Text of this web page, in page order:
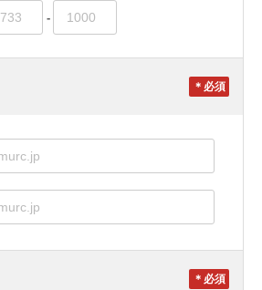
-
＊
＊